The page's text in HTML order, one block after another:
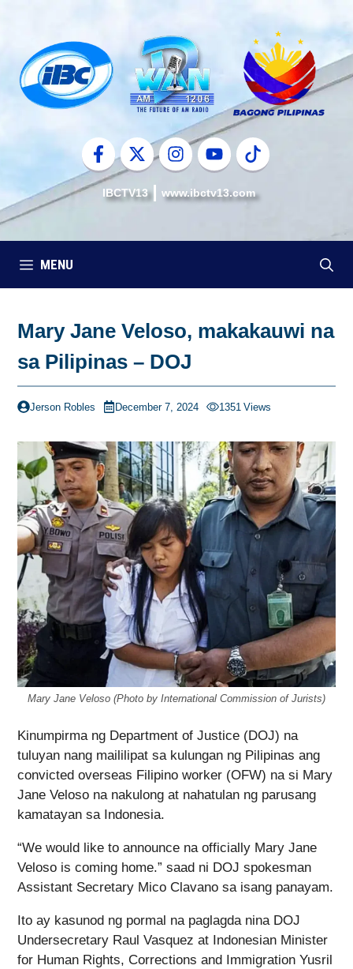
content
IBCTV13 www.ibctv13.com
MENU
Mary Jane Veloso, makakauwi na
sa Pilipinas – DOJ
Jerson Robles December 7, 2024 1351 Views
Mary Jane Veloso (Photo by International Commission of Jurists)
Kinumpirma ng Department of Justice (DOJ) na
tuluyan nang maililipat sa kulungan ng Pilipinas ang
convicted overseas Filipino worker (OFW) na si Mary
Jane Veloso na nakulong at nahatulan ng parusang
kamatayan sa Indonesia.
“We would like to announce na officially Mary Jane
Veloso is coming home.” saad ni DOJ spokesman
Assistant Secretary Mico Clavano sa isang panayam.
Ito ay kasunod ng pormal na paglagda nina DOJ
Undersecretary Raul Vasquez at Indonesian Minister
for Human Rights, Corrections and Immigration Yusril